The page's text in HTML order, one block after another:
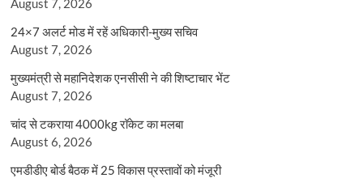
24×7 अलर्ट मोड में रहें अधिकारी-मुख्य सचिव
August 7, 2026
मुख्यमंत्री से महानिदेशक एनसीसी ने की शिष्टाचार भेंट
August 7, 2026
चांद से टकराया 4000kg रॉकेट का मलबा
August 6, 2026
एमडीडीए बोर्ड बैठक में 25 विकास प्रस्तावों को मंजूरी